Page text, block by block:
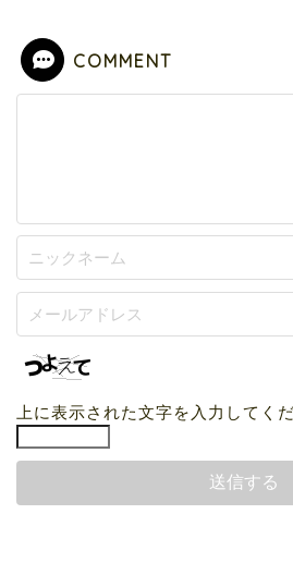
COMMENT
上に表示された文字を入力してくだ